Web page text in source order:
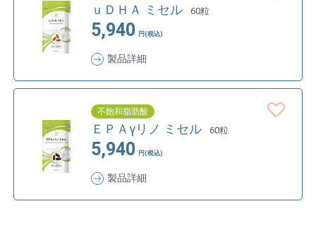
ｕＤＨＡ ミセル 60粒
5,940 円(税込)
製品詳細
不飽和脂肪酸
ＥＰＡγリノ ミセル 60粒
5,940 円(税込)
製品詳細